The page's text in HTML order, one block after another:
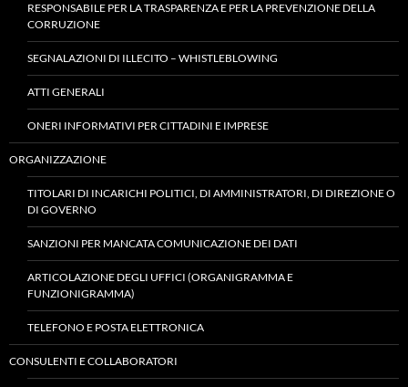
RESPONSABILE PER LA TRASPARENZA E PER LA PREVENZIONE DELLA
CORRUZIONE
SEGNALAZIONI DI ILLECITO – WHISTLEBLOWING
ATTI GENERALI
ONERI INFORMATIVI PER CITTADINI E IMPRESE
ORGANIZZAZIONE
TITOLARI DI INCARICHI POLITICI, DI AMMINISTRATORI, DI DIREZIONE O
DI GOVERNO
SANZIONI PER MANCATA COMUNICAZIONE DEI DATI
ARTICOLAZIONE DEGLI UFFICI (ORGANIGRAMMA E
FUNZIONIGRAMMA)
TELEFONO E POSTA ELETTRONICA
CONSULENTI E COLLABORATORI